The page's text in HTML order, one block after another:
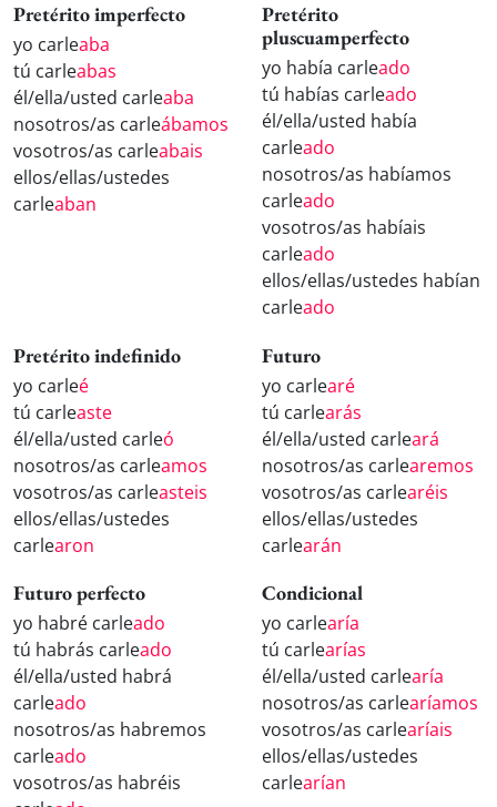
Pretérito imperfecto
yo carleaba
tú carleabas
él/ella/usted carleaba
nosotros/as carleábamos
vosotros/as carleabais
ellos/ellas/ustedes
carleaban
Pretérito
pluscuamperfecto
yo había carleado
tú habías carleado
él/ella/usted había
carleado
nosotros/as habíamos
carleado
vosotros/as habíais
carleado
ellos/ellas/ustedes habían
carleado
Pretérito indefinido
yo carleé
tú carleaste
él/ella/usted carleó
nosotros/as carleamos
vosotros/as carleasteis
ellos/ellas/ustedes
carlearon
Futuro
yo carlearé
tú carlearás
él/ella/usted carleará
nosotros/as carlearemos
vosotros/as carlearéis
ellos/ellas/ustedes
carlearán
Futuro perfecto
yo habré carleado
tú habrás carleado
él/ella/usted habrá
carleado
nosotros/as habremos
carleado
vosotros/as habréis
Condicional
yo carlearía
tú carlearías
él/ella/usted carlearía
nosotros/as carlearíamos
vosotros/as carlearíais
ellos/ellas/ustedes
carlearían